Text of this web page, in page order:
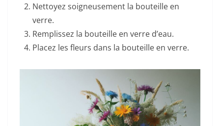
Nettoyez soigneusement la bouteille en
verre.
Remplissez la bouteille en verre d’eau.
Placez les fleurs dans la bouteille en verre.